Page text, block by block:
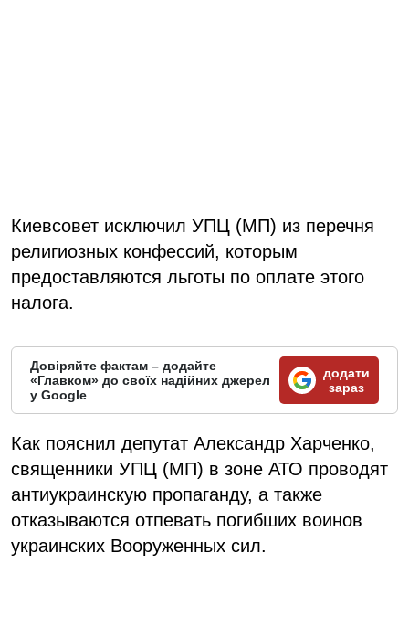
Киевсовет исключил УПЦ (МП) из перечня
религиозных конфессий, которым
предоставляются льготы по оплате этого
налога.
Довіряйте фактам – додайте
«Главком» до своїх надійних джерел
у Google
додати
зараз
Как пояснил депутат Александр Харченко,
священники УПЦ (МП) в зоне АТО проводят
антиукраинскую пропаганду, а также
отказываются отпевать погибших воинов
украинских Вооруженных сил.